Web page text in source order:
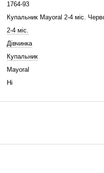
1764-93
Купальник Mayoral 2-4 міс.
2-4 міс.
Дівчинка
Купальник
Mayoral
Ні